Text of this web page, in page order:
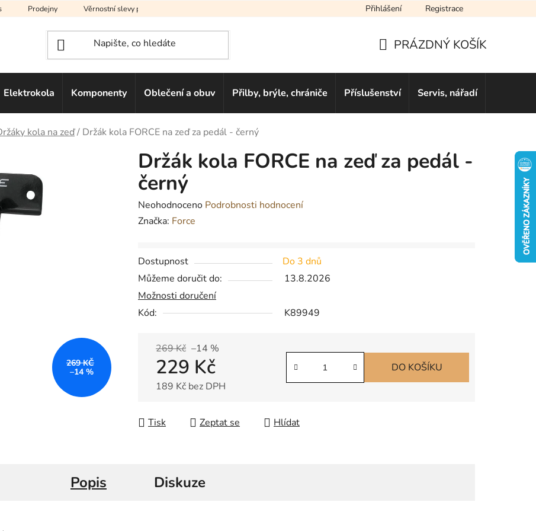
Prodejny Věrnostní slevy pro vás Obchodní podmínky
Přihlášení Registrace
KOŠÍK
PRÁZDNÝ KOŠÍK
Elektrokola Komponenty Oblečení a obuv Přilby, brýle, chrániče Příslušenství Servis, nářadí
kola na zeď/ Držák kola FORCE na zeď za pedál - černý
Držák kola FORCE na zeď za pedál -
černý
Průměrné
hodnocení
0,0
z
5
hvězdiček.
Neohodnoceno Podrobnosti hodnocení
Značka: Force
Dostupnost
Do 3 dnů
Můžeme doručit do:
13.8.2026
Možnosti doručení
Kód:
K89949
269 Kč –14 %
229 Kč
189 Kč bez DPH
DO KOŠÍKU
Tisk Zeptat se Hlídat
269 KČ
–14 %
Popis Diskuze